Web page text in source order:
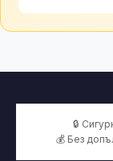
🔒
💰 Без